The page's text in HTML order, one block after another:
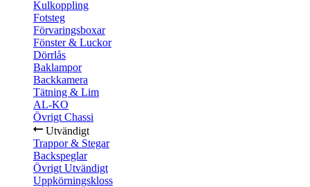
Kulkoppling
Fotsteg
Förvaringsboxar
Fönster & Luckor
Dörrlås
Baklampor
Backkamera
Tätning & Lim
AL-KO
Övrigt Chassi
Utvändigt
Trappor & Stegar
Backspeglar
Övrigt Utvändigt
Uppkörningskloss